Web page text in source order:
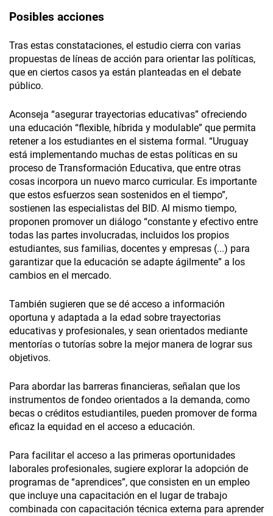
Posibles acciones
Tras estas constataciones, el estudio cierra con varias
propuestas de líneas de acción para orientar las políticas,
que en ciertos casos ya están planteadas en el debate
público.
Aconseja “asegurar trayectorias educativas” ofreciendo
una educación “flexible, híbrida y modulable” que permita
retener a los estudiantes en el sistema formal. “Uruguay
está implementando muchas de estas políticas en su
proceso de Transformación Educativa, que entre otras
cosas incorpora un nuevo marco curricular. Es importante
que estos esfuerzos sean sostenidos en el tiempo”,
sostienen las especialistas del BID. Al mismo tiempo,
proponen promover un diálogo “constante y efectivo entre
todas las partes involucradas, incluidos los propios
estudiantes, sus familias, docentes y empresas (...) para
garantizar que la educación se adapte ágilmente” a los
cambios en el mercado.
También sugieren que se dé acceso a información
oportuna y adaptada a la edad sobre trayectorias
educativas y profesionales, y sean orientados mediante
mentorías o tutorías sobre la mejor manera de lograr sus
objetivos.
Para abordar las barreras financieras, señalan que los
instrumentos de fondeo orientados a la demanda, como
becas o créditos estudiantiles, pueden promover de forma
eficaz la equidad en el acceso a educación.
Para facilitar el acceso a las primeras oportunidades
laborales profesionales, sugiere explorar la adopción de
programas de “aprendices”, que consisten en un empleo
que incluye una capacitación en el lugar de trabajo
combinada con capacitación técnica externa para aprender